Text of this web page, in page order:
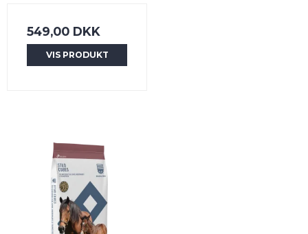
549,00 DKK
VIS PRODUKT